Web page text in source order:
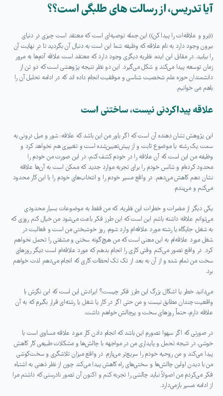
آیا تدریس، از رسالت های طلبگی است؟؟
((برو و علاقه‌ات را پیدا کن)) این جمله توصیه‌ای است که معتقد است چیزی در دنیای
بیرون وجود دارد به نام علاقه که وظیفه شما این است به دنبال آن بگردید تا در نهایت آن
را بیابید. در مقابل این ایده، نظریه دیگری وجود دارد که معتقد است علاقه آدم‌ها به مرور
زمان توسعه پیدا می‌کند و شکل می‌گیرد. این دو نظر نتیجه پژوهشی است که دو تن از
دانشمندان حوزه علم شخصیت شناسی و موفقیت انجام داده اند که در ادامه تحلیل آن را
باهم می خوانیم.
علاقه پیدا کردنی نیست، ساختنی است
این پژوهش نشان دهنده آن است که اگر باور من این باشد که علاقه: شور و میل درونی به
سمت یک رشته یا موضوع ثابت و از پیش‌تعیین‌شده است و تغییری هم نخواهد کرد و
وظیفه من این است که آن علاقه را در خودم کشف کنم، در این صورت من خودم را
محدود کرده‌ام و شانس خودم را برای تجربه موارد جدید که ممکن است به آن‌ها علاقه
نشان دهم کاهش می‌دهم. در واقع مسیر خودم را و انتخاب‌های خودم را با این کار محدود
می‌کنم و می‌بندم.
یکی دیگر از مضرات و خطرات این نظریه، که من فقط به موضوعات بسیار محدودی
می‌توانم علاقه‌ داشته باشم این است که این طرز فکر باعث می‌شود من خیال کنم روزی که
به شغل، جایگاه یا رشته مورد علاقه‌ام وارد شوم، روز خوشبختی من است و فعالیت در
شغل مورد علاقه‌ام به این معنی است که من هیچ‌گونه سختی و مشقتی را تحمل نخواهم
کرد. در واقع تصور می‌کنم وقتی کاری را انجام بدهم که مورد علاقه‌ام است دیگر روزهای
سخت من تمام شده و از آن به بعد از تک تک لحظات کاری که انجام می‌دهم لذت خواهم
برد.
می‌دانید خطر یا اشکال بزرگ این طرز فکر چیست؟ ایرادش این است که این نگرش با
واقعیت چندان مطابق نیست و من حتی اگر در کار یا شغل یا رشته‌ای قرار بگیرم که به آن
علاقه‌ دارم، حتماً روزهای سخت و پرچالش خواهم داشت.
در صورتی که اگر سهوا تصورم این باشد که انجام دادن کار مورد علاقه مساوی است با
خوشی، در نتیجه تحمل و پایداری من در مواجهه با چالش‌ها و مشکلات طبیعی کار کاهش
پیدا می‌کند و من روحیه خودم را سریع‌تر می‌بازم. در واقع میزان تلاشگری و سخت‌کوشی
من با دیدن اولین چالش‌ها و سختی‌های راه کاهش پیدا می‌کند چون از نظر ذهنی به اشتباه
فکر می‌کردم من اصولاً نباید چالشی را تجربه کنم و اکنون آن تصور نادرستی که داشتم مرا
از ادامه مسیر بازمی‌دارد.